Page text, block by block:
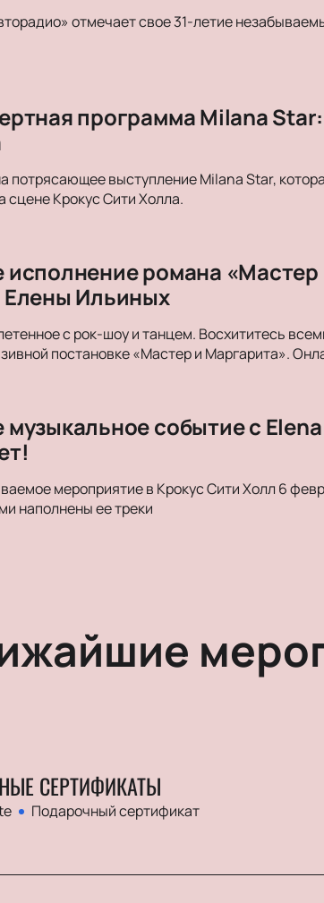
отмечает свое 31-летие
программа Milana
потрясающее выступление Milana Star,
сцене Крокус Сити Холла.
исполнение романа
Елены Ильиных
с рок-шоу и танцем. Восхититесь
постановке «Мастер и Маргарита».
событие с
мероприятие в Крокус Сити Холл 6
наполнены ее треки
СЕРТИФИКАТЫ
Подарочный сертификат